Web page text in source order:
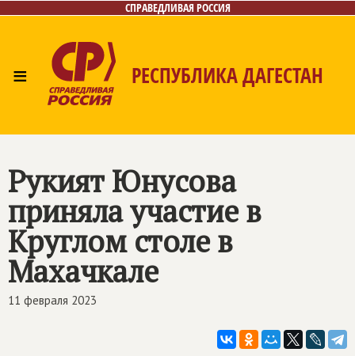
СПРАВЕДЛИВАЯ РОССИЯ
≡ РЕСПУБЛИКА ДАГЕСТАН
Рукият Юнусова
приняла участие в
Круглом столе в
Махачкале
11 февраля 2023